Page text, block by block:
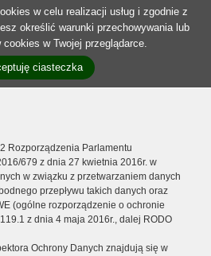
w celu realizacji usług i zgodnie z
określić warunki przechowywania lub
w Twojej przeglądarce.
ciasteczka
Rozporządzenia Parlamentu
679 z dnia 27 kwietnia 2016r. w
w związku z przetwarzaniem danych
przepływu takich danych oraz
(ogólne rozporządzenie o ochronie
z dnia 4 maja 2016r., dalej RODO
Ochrony Danych znajdują się w